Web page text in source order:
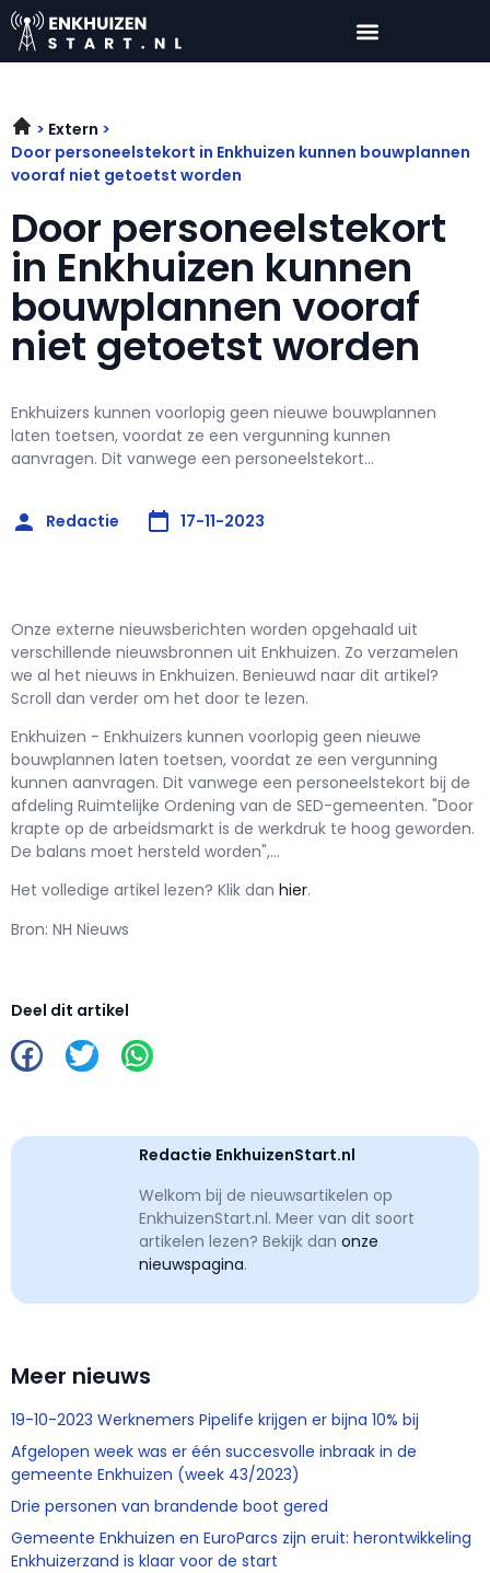
Extern
Door personeelstekort in Enkhuizen kunnen bouwplannen
vooraf niet getoetst worden
Door personeelstekort
in Enkhuizen kunnen
bouwplannen vooraf
niet getoetst worden
Enkhuizers kunnen voorlopig geen nieuwe bouwplannen
laten toetsen, voordat ze een vergunning kunnen
aanvragen. Dit vanwege een personeelstekort...
Redactie 17-11-2023
Onze externe nieuwsberichten worden opgehaald uit
verschillende nieuwsbronnen uit Enkhuizen. Zo verzamelen
we al het nieuws in Enkhuizen. Benieuwd naar dit artikel?
Scroll dan verder om het door te lezen.
Enkhuizen - Enkhuizers kunnen voorlopig geen nieuwe
bouwplannen laten toetsen, voordat ze een vergunning
kunnen aanvragen. Dit vanwege een personeelstekort bij de
afdeling Ruimtelijke Ordening van de SED-gemeenten. "Door
krapte op de arbeidsmarkt is de werkdruk te hoog geworden.
De balans moet hersteld worden",...
Het volledige artikel lezen? Klik dan hier.
Bron: NH Nieuws
Deel dit artikel
Redactie EnkhuizenStart.nl
Welkom bij de nieuwsartikelen op
EnkhuizenStart.nl. Meer van dit soort
artikelen lezen? Bekijk dan onze
nieuwspagina.
Meer nieuws
19-10-2023 Werknemers Pipelife krijgen er bijna 10% bij
Afgelopen week was er één succesvolle inbraak in de
gemeente Enkhuizen (week 43/2023)
Drie personen van brandende boot gered
Gemeente Enkhuizen en EuroParcs zijn eruit: herontwikkeling
Enkhuizerzand is klaar voor de start